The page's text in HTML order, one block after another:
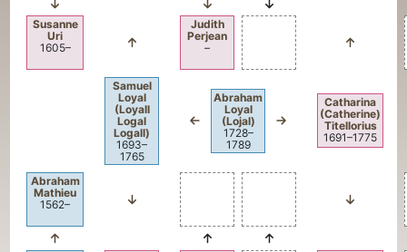
Susanne
Uri
1605–
Judith
Perjean
–
Samuel
Loyal
(Loyall
Logal
Logall)
1693–
1765
Abraham
Loyal
(Lojal)
1728–
1789
Catharina
(Catherine)
Titellorius
1691–1775
Abraham
Mathieu
1562–